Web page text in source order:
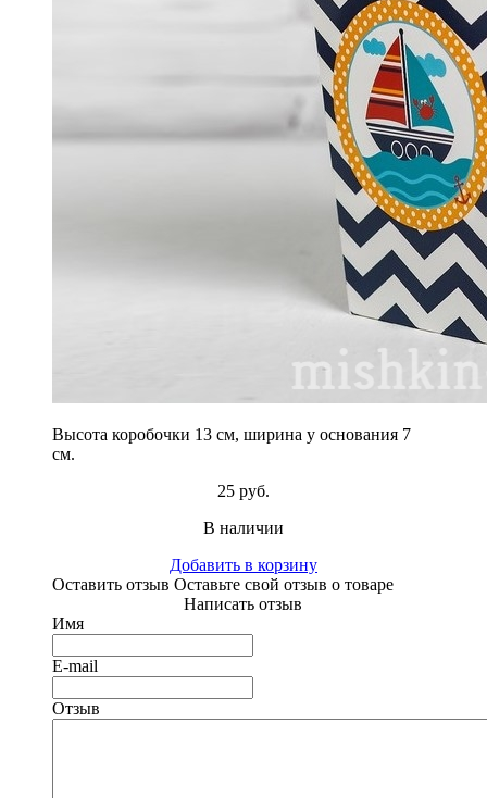
Высота коробочки 13 см, ширина у основания 7
см.
25 руб.
В наличии
Добавить в корзину
Оставить отзыв Оставьте свой отзыв о товаре
Написать отзыв
Имя
E-mail
Отзыв